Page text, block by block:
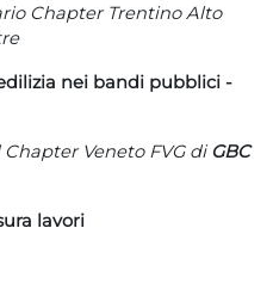
Chapter Trentino Alto
nei bandi pubblici -
Veneto FVGdi GBC
lavori